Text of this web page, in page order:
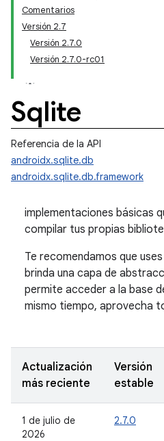
Comentarios
Versión 2.7
Versión 2.7.0
Versión 2.7.0-rc01
Sqlite
Referencia de la API
androidx.sqlite.db
androidx.sqlite.db.framework
implementaciones básicas
compilar tus propias
Te recomendamos que
brinda una capa de
permite acceder a la base
mismo tiempo, aprovecha
Actualización
más reciente
Versión
estable
1 de julio de
2026
2.7.0